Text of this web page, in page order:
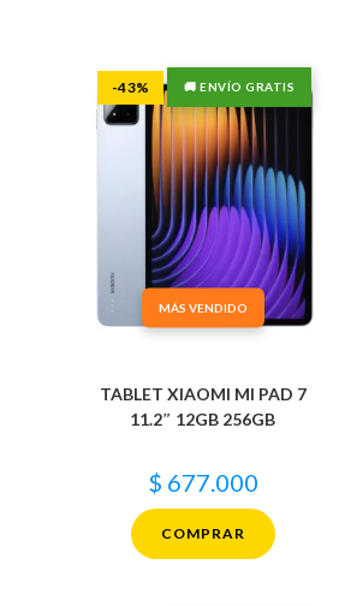
MÁS VENDIDO
🚚 ENVÍO GRATIS
-43%
TABLET XIAOMI MI PAD 7
11.2″ 12GB 256GB
$ 677.000
COMPRAR